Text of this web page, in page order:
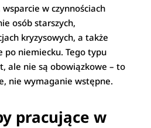
w czynnościach
osób starszych,
kryzysowych, a także
po niemiecku. Tego typu
ale nie są obowiązkowe – to
nie wymaganie wstępne.
pracujące w